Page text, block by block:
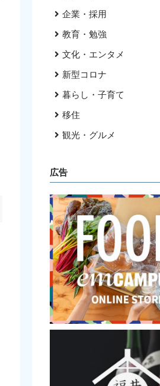
企業・採用
教育・勉強
文化・エンタメ
新型コロナ
暮らし・子育て
移住
観光・グルメ
広告